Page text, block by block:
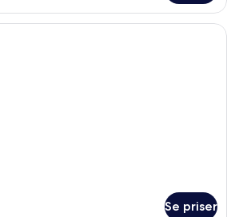
Rom – superior (CHIC) | Sengetøy i
Se priser